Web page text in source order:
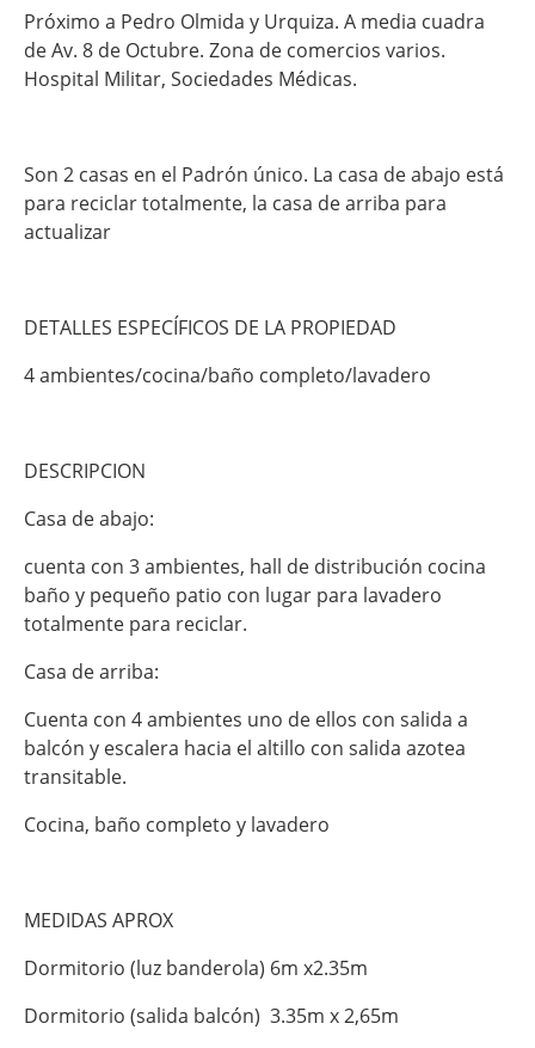
Próximo a Pedro Olmida y Urquiza. A media cuadra
de Av. 8 de Octubre. Zona de comercios varios.
Hospital Militar, Sociedades Médicas.
Son 2 casas en el Padrón único. La casa de abajo está
para reciclar totalmente, la casa de arriba para
actualizar
DETALLES ESPECÍFICOS DE LA PROPIEDAD
4 ambientes/cocina/baño completo/lavadero
DESCRIPCION
Casa de abajo:
cuenta con 3 ambientes, hall de distribución cocina
baño y pequeño patio con lugar para lavadero
totalmente para reciclar.
Casa de arriba:
Cuenta con 4 ambientes uno de ellos con salida a
balcón y escalera hacia el altillo con salida azotea
transitable.
Cocina, baño completo y lavadero
MEDIDAS APROX
Dormitorio (luz banderola) 6m x2.35m
Dormitorio (salida balcón) 3.35m x 2,65m